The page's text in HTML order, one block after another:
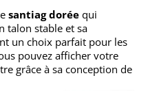
santiag dorée qui
talon stable et sa
un choix parfait pour les
pouvez afficher votre
grâce à sa conception de